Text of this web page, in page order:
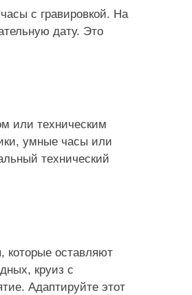
с гравировкой. На
дату. Это
или техническим
умные часы или
технический
которые оставляют
круиз с
Адаптируйте этот